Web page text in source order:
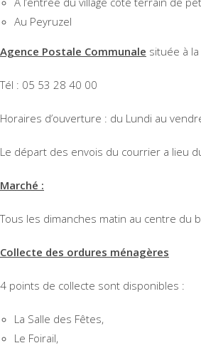
Au Peyruzel
Agence Postale Communale située à
Tél : 05 53 28 40 00
Horaires d’ouverture : du Lundi au
Le départ des envois du courrier a lieu
Marché :
Tous les dimanches matin au centre du
Collecte des ordures ménagères
4 points de collecte sont disponibles :
La Salle des Fêtes,
Le Foirail,